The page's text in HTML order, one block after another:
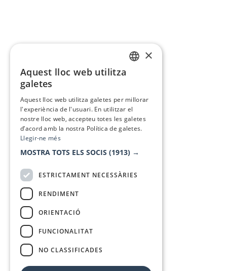
×
Aquest lloc web utilitza
galetes
Aquest lloc web utilitza galetes per millorar
l'experiència de l'usuari. En utilitzar el
nostre lloc web, accepteu totes les galetes
d’acord amb la nostra Política de galetes.
Llegir-ne més
MOSTRA TOTS ELS SOCIS (1913) →
ESTRICTAMENT NECESSÀRIES
RENDIMENT
ORIENTACIÓ
FUNCIONALITAT
NO CLASSIFICADES